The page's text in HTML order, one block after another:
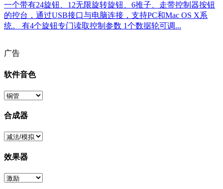
一个带有24旋钮、12无限旋转旋钮、6推子、走带控制器按钮
的控台，通过USB接口与电脑连接，支持PC和Mac OS X系
统。 有4个旋钮专门读取控制参数 1个数据轮可调...
广告
软件音色
合成器
效果器